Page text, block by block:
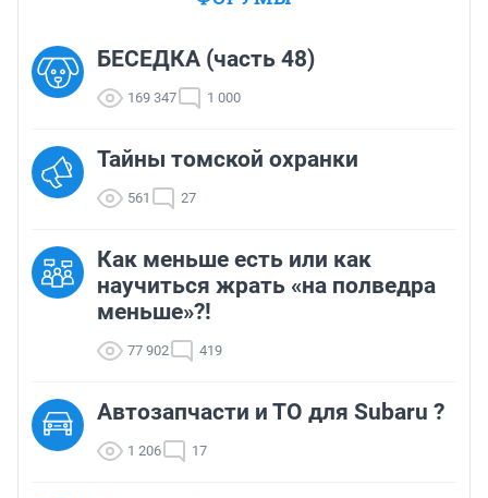
БЕСЕДКА (часть 48)
169 347 1 000
Тайны томской охранки
561 27
Как меньше есть или как
научиться жрать «на полведра
меньше»?!
77 902 419
Автозапчасти и ТО для Subaru ?
1 206 17